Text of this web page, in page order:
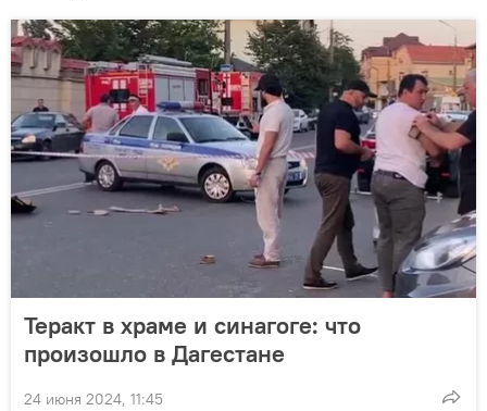
Теракт в храме и синагоге: что
произошло в Дагестане
24 июня 2024, 11:45